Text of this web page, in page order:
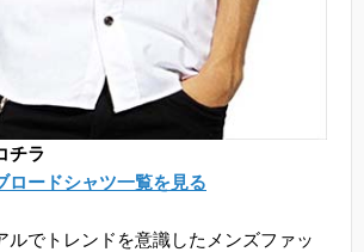
チラ
ロードシャツ一覧を見る
ルでトレンドを意識したメンズファッ